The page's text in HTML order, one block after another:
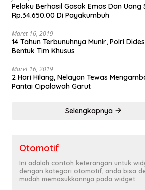
Pelaku Berhasil Gasak Emas Dan Uang
Rp.34.650.00 Di Payakumbuh
Maret 16, 2019
14 Tahun Terbunuhnya Munir, Polri
Bentuk Tim Khusus
Maret 16, 2019
2 Hari Hilang, Nelayan Tewas
Pantai Cipalawah Garut
Selengkapnya
Otomotif
Ini adalah contoh keterangan untuk
dengan kategori otomotif, anda bisa
mudah memasukkannya pada widget.